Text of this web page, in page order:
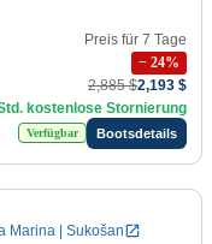
Preis für 7 Tage
− 24%
2,885 $2,193 $
kostenlose Stornierung
Verfügbar Bootsdetails
Marina | Sukošan